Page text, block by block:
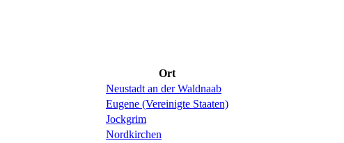
Ort
Neustadt an der Waldnaab
Eugene (Vereinigte Staaten)
Jockgrim
Nordkirchen